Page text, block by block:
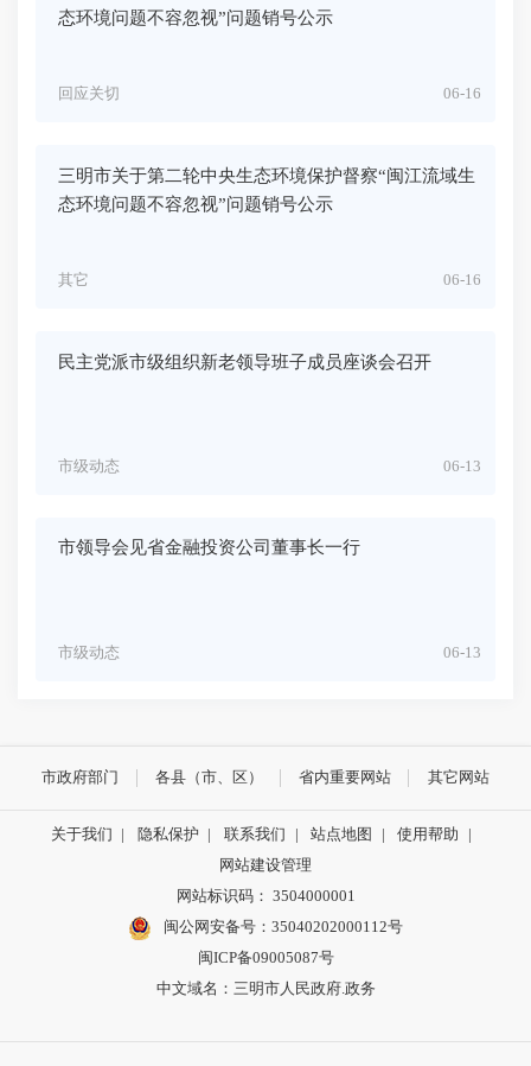
态环境问题不容忽视”问题销号公示
06-16
回应关切
三明市关于第二轮中央生态环境保护督察“闽江流域生
态环境问题不容忽视”问题销号公示
06-16
其它
民主党派市级组织新老领导班子成员座谈会召开
06-13
市级动态
市领导会见省金融投资公司董事长一行
06-13
市级动态
市政府部门 各县（市、区） 省内重要网站 其它网站
关于我们 | 隐私保护 | 联系我们 | 站点地图 | 使用帮助
|
网站建设管理
网站标识码： 3504000001
闽公网安备号：35040202000112号
闽ICP备09005087号
中文域名：三明市人民政府.政务